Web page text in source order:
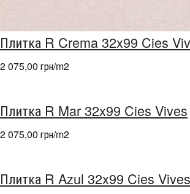
Плитка R Crema 32x99 Cies
2 075,00 грн/m2
Плитка R Mar 32x99 Cies Vives
2 075,00 грн/m2
Плитка R Azul 32x99 Cies Vives